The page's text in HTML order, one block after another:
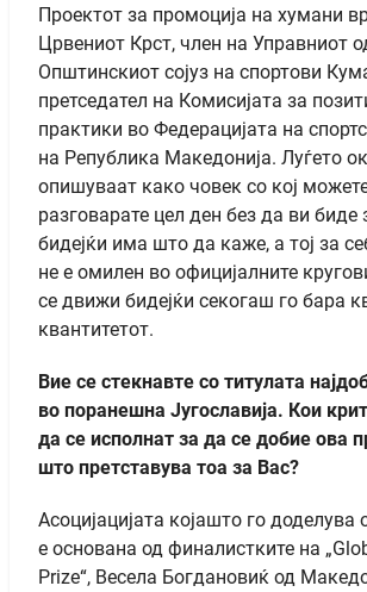
Проектот за промоција на хумани
Црвениот Крст, член на Управниот
Општинскиот сојуз на спортови
претседател на Комисијата за
практики во Федерацијата на
на Република Македонија. Луѓето
опишуваат како човек со кој
разговарате цел ден без да ви биде
бидејќи има што да каже, а тој за
не е омилен во официјалните
се движи бидејќи секогаш го бара
квантитетот.
Вие се стекнавте со титулата
во поранешна Југославија. Кои
да се исполнат за да се добие ова
што претставува тоа за Вас?
Асоцијацијата којашто го доделува
е основана од финалистките на
Prize“, Весела Богдановиќ од